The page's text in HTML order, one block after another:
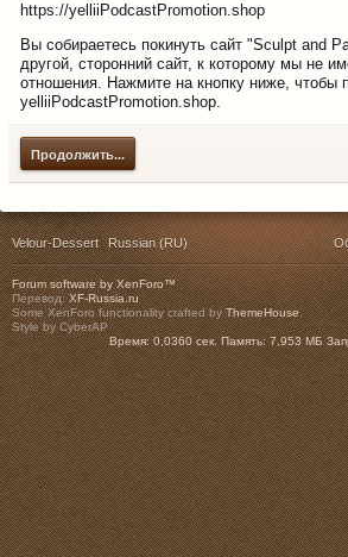
https://yelliiPodcastPromotion.shop
Вы собираетесь покинуть сайт "Sculpt and
другой, сторонний сайт, к которому мы не
отношения. Нажмите на кнопку ниже, чтобы
yelliiPodcastPromotion.shop.
Продолжить...
Velour-Dessert Russian (RU)
Forum software by XenForo™
Перевод:XF-Russia.ru
Some XenForo functionality crafted byThemeHouse.
Style by CyberAP
Время: 0,0360 сек. Память: 7,953 МБ